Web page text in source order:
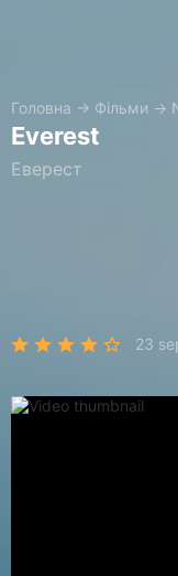
Головна → Фільми →
Everest
Еверест
23